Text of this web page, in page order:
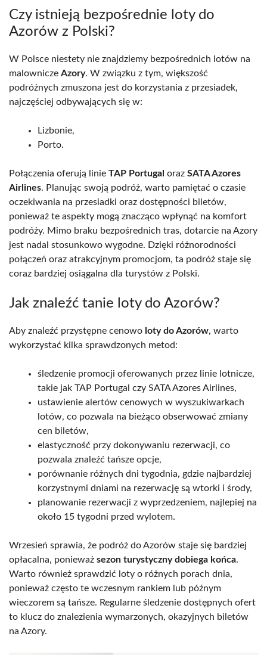
Czy istnieją bezpośrednie loty do
Azorów z Polski?
W Polsce niestety nie znajdziemy bezpośrednich lotów na
malownicze Azory. W związku z tym, większość
podróżnych zmuszona jest do korzystania z przesiadek,
najczęściej odbywających się w:
Lizbonie,
Porto.
Połączenia oferują linie TAP Portugal oraz SATA Azores
Airlines. Planując swoją podróż, warto pamiętać o czasie
oczekiwania na przesiadki oraz dostępności biletów,
ponieważ te aspekty mogą znacząco wpłynąć na komfort
podróży. Mimo braku bezpośrednich tras, dotarcie na Azory
jest nadal stosunkowo wygodne. Dzięki różnorodności
połączeń oraz atrakcyjnym promocjom, ta podróż staje się
coraz bardziej osiągalna dla turystów z Polski.
Jak znaleźć tanie loty do Azorów?
Aby znaleźć przystępne cenowo loty do Azorów, warto
wykorzystać kilka sprawdzonych metod:
śledzenie promocji oferowanych przez linie lotnicze,
takie jak TAP Portugal czy SATA Azores Airlines,
ustawienie alertów cenowych w wyszukiwarkach
lotów, co pozwala na bieżąco obserwować zmiany
cen biletów,
elastyczność przy dokonywaniu rezerwacji, co
pozwala znaleźć tańsze opcje,
porównanie różnych dni tygodnia, gdzie najbardziej
korzystnymi dniami na rezerwację są wtorki i środy,
planowanie rezerwacji z wyprzedzeniem, najlepiej na
około 15 tygodni przed wylotem.
Wrzesień sprawia, że podróż do Azorów staje się bardziej
opłacalna, ponieważ sezon turystyczny dobiega końca.
Warto również sprawdzić loty o różnych porach dnia,
ponieważ często te wczesnym rankiem lub późnym
wieczorem są tańsze. Regularne śledzenie dostępnych ofert
to klucz do znalezienia wymarzonych, okazyjnych biletów
na Azory.